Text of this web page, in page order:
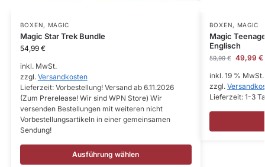
BOXEN, MAGIC
Magic Star Trek Bundle
54,99 €
inkl. MwSt.
zzgl. Versandkosten
Lieferzeit: Vorbestellung! Versand ab 6.11.2026
(Zum Prerelease! Wir sind WPN Store) Wir
versenden Bestellungen mit weiteren nicht
Vorbestellungsartikeln in einer gemeinsamen
Sendung!
Ausführung wählen
BOXEN, MAGIC
Magic
Englisch
59,99€ 49,99 €
inkl. 19 % MwSt.
zzgl.
Lieferzeit: 1-3